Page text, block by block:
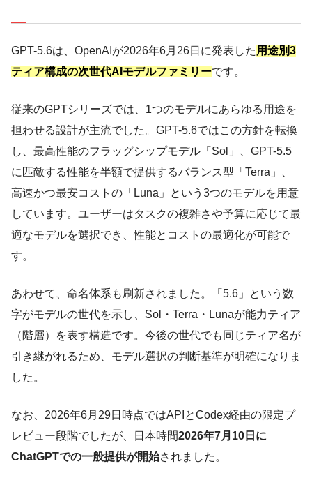
GPT-5.6は、OpenAIが2026年6月26日に発表した 用途別3
ティア構成の次世代AIモデルファミリーです。
従来のGPTシリーズでは、1つのモデルにあらゆる用途を
担わせる設計が主流でした。GPT-5.6ではこの方針を転換
し、最高性能のフラッグシップモデル「Sol」、GPT-5.5
に匹敵する性能を半額で提供するバランス型「Terra」、
高速かつ最安コストの「Luna」という3つのモデルを用意
しています。ユーザーはタスクの複雑さや予算に応じて最
適なモデルを選択でき、性能とコストの最適化が可能で
す。
あわせて、命名体系も刷新されました。「5.6」という数
字がモデルの世代を示し、Sol・Terra・Lunaが能力ティア
（階層）を表す構造です。今後の世代でも同じティア名が
引き継がれるため、モデル選択の判断基準が明確になりま
した。
なお、2026年6月29日時点ではAPIとCodex経由の限定プ
レビュー段階でしたが、日本時間2026年7月10日に
ChatGPTでの一般提供が開始されました。